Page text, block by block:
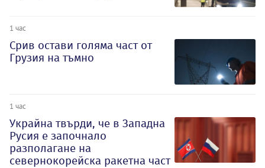
1 час
Срив остави голяма част от
Грузия на тъмно
1 час
Украйна твърди, че в Западна
Русия е започнало
разполагане на
севернокорейска ракетна част